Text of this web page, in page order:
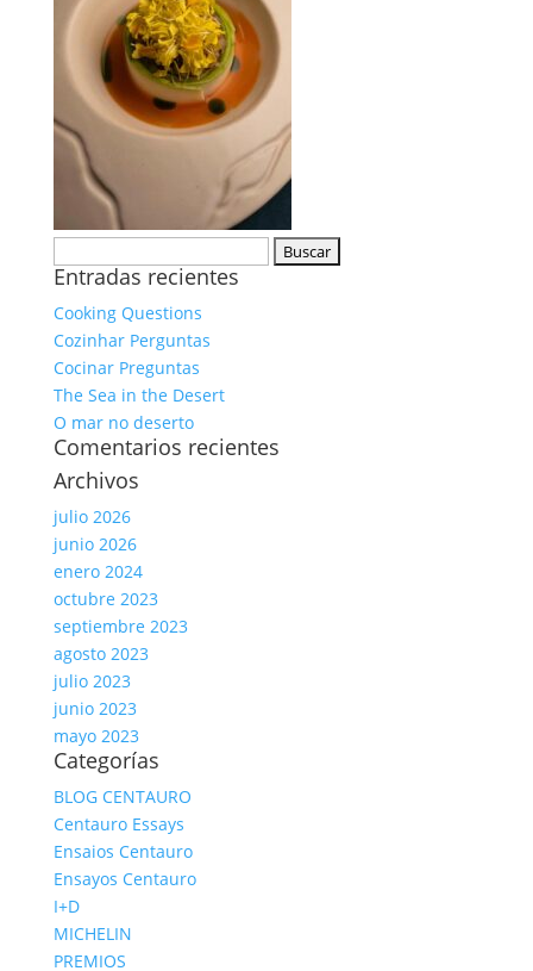
Entradas recientes
Cooking Questions
Cozinhar Perguntas
Cocinar Preguntas
The Sea in the Desert
O mar no deserto
Comentarios recientes
Archivos
julio 2026
junio 2026
enero 2024
octubre 2023
septiembre 2023
agosto 2023
julio 2023
junio 2023
mayo 2023
Categorías
BLOG CENTAURO
Centauro Essays
Ensaios Centauro
Ensayos Centauro
I+D
MICHELIN
PREMIOS